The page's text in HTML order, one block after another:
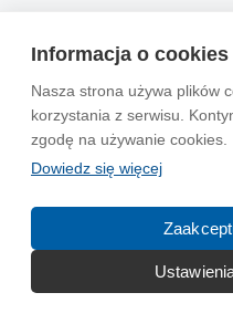
Informacja o cookies
Nasza strona używa plików
korzystania z serwisu.
zgodę na używanie cookies.
Dowiedz się więcej